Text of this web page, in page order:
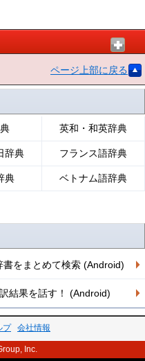
ページ上部に戻る
英和・和英辞典
辞典 フランス語辞典
典 ベトナム語辞典
をまとめて検索 (Android)
結果を話す！ (Android)
プ 会社情報
Inc.